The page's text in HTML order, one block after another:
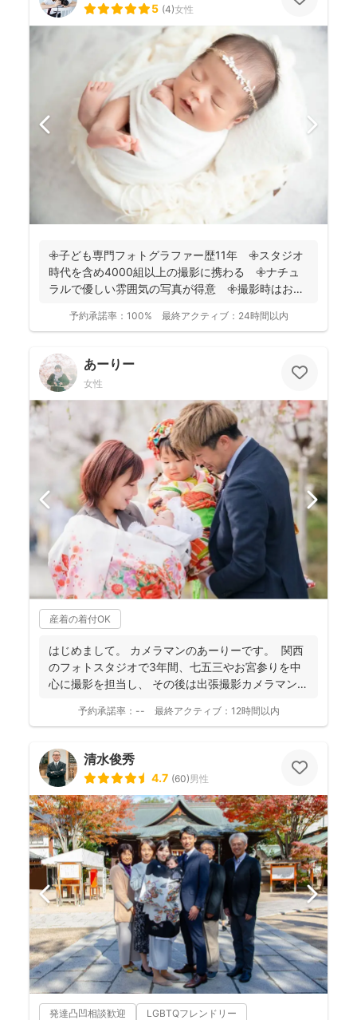
5 (4)女性
𖧷子ども専門フォトグラファー歴11年 𖧷スタジオ
時代を含め4000組以上の撮影に携わる 𖧷ナチュ
ラルで優しい雰囲気の写真が得意 𖧷撮影時はお手
予約承諾率： 100% 最終アクティブ： 24時間以内
あーりー
女性
産着の着付OK
はじめまして。 カメラマンのあーりーです。 関西
のフォトスタジオで3年間、七五三やお宮参りを中
心に撮影を担当し、 その後は出張撮影カメラマンと
予約承諾率： -- 最終アクティブ： 12時間以内
清水俊秀
4.7 (60)男性
発達凸凹相談歓迎 LGBTQフレンドリー